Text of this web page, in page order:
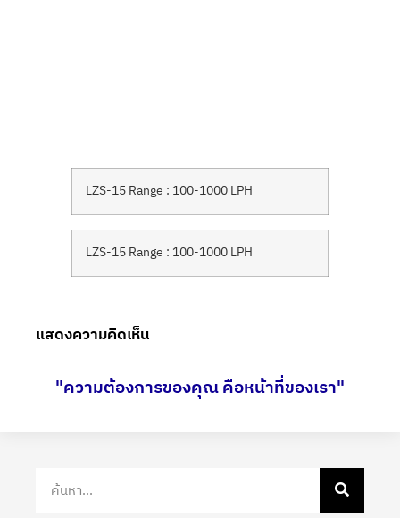
LZS-15 Range : 100-1000 LPH
LZS-15 Range : 100-1000 LPH
แสดงความคิดเห็น
"ความต้องการของคุณ คือหน้าที่ของเรา"